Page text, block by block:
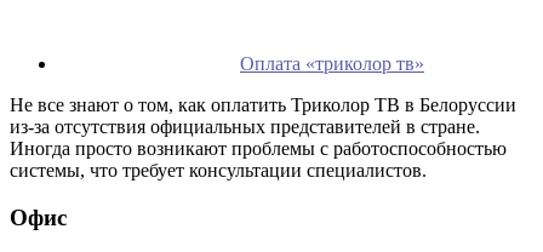
Оплата «триколор тв»
Не все знают о том, как оплатить Триколор ТВ в Белоруссии
из-за отсутствия официальных представителей в стране.
Иногда просто возникают проблемы с работоспособностью
системы, что требует консультации специалистов.
Офис